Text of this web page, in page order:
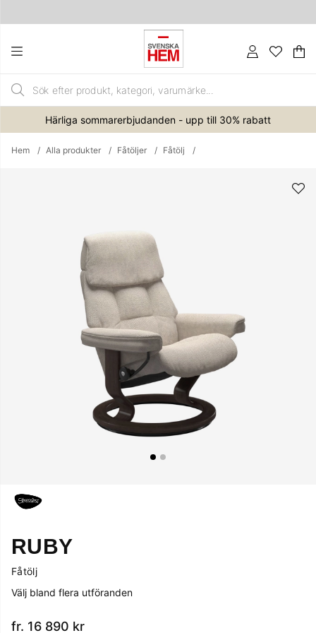
.
Härliga sommarerbjudanden - upp till 30% rabatt
Hem Alla produkter Fåtöljer Fåtölj
RUBY
Fåtölj
Välj bland flera utföranden
fr. 16 890 kr